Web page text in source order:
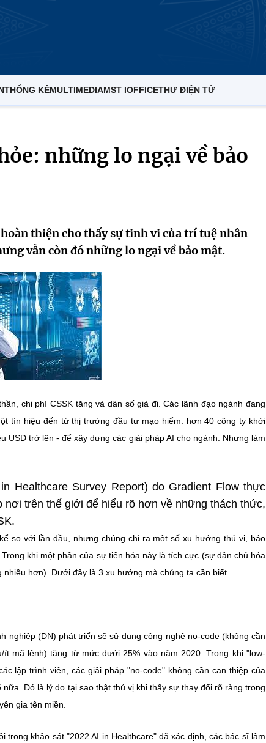
THỐNG KÊMULTIMEDIAMST IOFFICETHƯ ĐIỆN TỬ
những lo ngại về bảo
thiện cho thấy sự tinh vi của trí tuệ nhân
vẫn còn đó những lo ngại về bảo mật.
chi phí CSSK tăng và dân số già đi. Các lãnh đạo ngành đang
tín hiệu đến từ thị trường đầu tư mạo hiểm: hơn 40 công ty khởi
trở lên - để xây dựng các giải pháp AI cho ngành. Nhưng làm
Healthcare Survey Report) do Gradient Flow thực
trên thế giới để hiểu rõ hơn về những thách thức,
so với lần đầu, nhưng chúng chỉ ra một số xu hướng thú vị, báo
khi một phần của sự tiến hóa này là tích cực (sự dân chủ hóa
hơn). Dưới đây là 3 xu hướng mà chúng ta cần biết.
(DN) phát triển sẽ sử dụng công nghệ no-code (không cần
mã lệnh) tăng từ mức dưới 25% vào năm 2020. Trong khi "low-
lập trình viên, các giải pháp "no-code" không cần can thiệp của
Đó là lý do tại sao thật thú vị khi thấy sự thay đổi rõ ràng trong
gia tên miền.
khảo sát "2022 AI in Healthcare" đã xác định, các bác sĩ lâm